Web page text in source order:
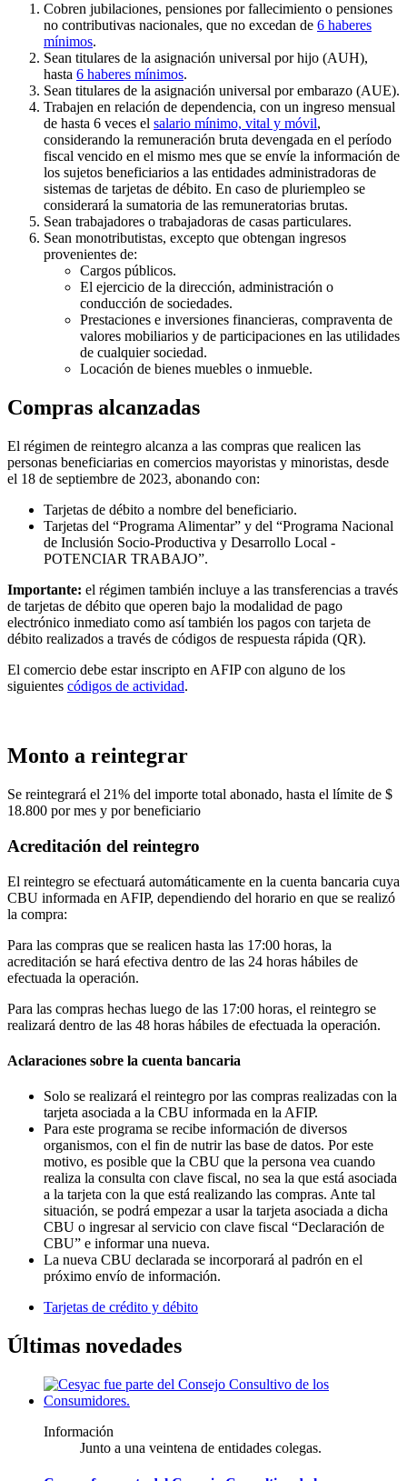
Cobren jubilaciones, pensiones por fallecimiento o pensiones
no contributivas nacionales, que no excedan de 6 haberes
mínimos.
Sean titulares de la asignación universal por hijo (AUH),
hasta 6 haberes mínimos.
Sean titulares de la asignación universal por embarazo (AUE).
Trabajen en relación de dependencia, con un ingreso mensual
de hasta 6 veces el salario mínimo, vital y móvil,
considerando la remuneración bruta devengada en el período
fiscal vencido en el mismo mes que se envíe la información de
los sujetos beneficiarios a las entidades administradoras de
sistemas de tarjetas de débito. En caso de pluriempleo se
considerará la sumatoria de las remuneratorias brutas.
Sean trabajadores o trabajadoras de casas particulares.
Sean monotributistas, excepto que obtengan ingresos
provenientes de:
Cargos públicos.
El ejercicio de la dirección, administración o
conducción de sociedades.
Prestaciones e inversiones financieras, compraventa de
valores mobiliarios y de participaciones en las utilidades
de cualquier sociedad.
Locación de bienes muebles o inmueble.
Compras alcanzadas
El régimen de reintegro alcanza a las compras que realicen las
personas beneficiarias en comercios mayoristas y minoristas, desde
el 18 de septiembre de 2023, abonando con:
Tarjetas de débito a nombre del beneficiario.
Tarjetas del “Programa Alimentar” y del “Programa Nacional
de Inclusión Socio-Productiva y Desarrollo Local -
POTENCIAR TRABAJO”.
Importante: el régimen también incluye a las transferencias a través
de tarjetas de débito que operen bajo la modalidad de pago
electrónico inmediato como así también los pagos con tarjeta de
débito realizados a través de códigos de respuesta rápida (QR).
El comercio debe estar inscripto en AFIP con alguno de los
siguientes códigos de actividad.
Monto a reintegrar
Se reintegrará el 21% del importe total abonado, hasta el límite de $
18.800 por mes y por beneficiario
Acreditación del reintegro
El reintegro se efectuará automáticamente en la cuenta bancaria cuya
CBU informada en AFIP, dependiendo del horario en que se realizó
la compra:
Para las compras que se realicen hasta las 17:00 horas, la
acreditación se hará efectiva dentro de las 24 horas hábiles de
efectuada la operación.
Para las compras hechas luego de las 17:00 horas, el reintegro se
realizará dentro de las 48 horas hábiles de efectuada la operación.
Aclaraciones sobre la cuenta bancaria
Solo se realizará el reintegro por las compras realizadas con la
tarjeta asociada a la CBU informada en la AFIP.
Para este programa se recibe información de diversos
organismos, con el fin de nutrir las base de datos. Por este
motivo, es posible que la CBU que la persona vea cuando
realiza la consulta con clave fiscal, no sea la que está asociada
a la tarjeta con la que está realizando las compras. Ante tal
situación, se podrá empezar a usar la tarjeta asociada a dicha
CBU o ingresar al servicio con clave fiscal “Declaración de
CBU” e informar una nueva.
La nueva CBU declarada se incorporará al padrón en el
próximo envío de información.
Tarjetas de crédito y débito
Últimas novedades
Información
Junto a una veintena de entidades colegas.